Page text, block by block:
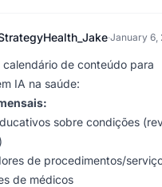
·January 6,
calendário de conteúdo para
IA na saúde:
sobre condições
de procedimentos/
de médicos